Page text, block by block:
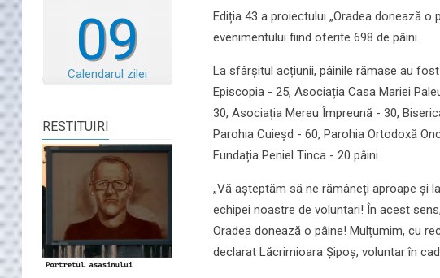
09
Calendarul zilei
RESTITUIRI
Ediția 43 a proiectului „Oradea donează
evenimentului fiind oferite 698 de pâini.
La sfârșitul acțiunii, pâinile rămase au
Episcopia - 25, Asociația Casa Mariei
30, Asociația Mereu Împreună - 30,
Parohia Cuieșd - 60, Parohia Ortodoxă
Fundația Peniel Tinca - 20 pâini.
„Vă așteptăm să ne rămâneți aproape și
echipei noastre de voluntari! În acest
Oradea donează o pâine! Mulțumim, cu
declarat Lăcrimioara Șipoș, voluntar în